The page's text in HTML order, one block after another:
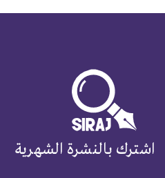
اشترك بالنشرة الشهرية